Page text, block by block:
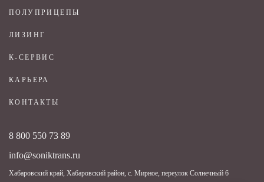
8 800 550 73 89
info@soniktrans.ru
Хабаровский край, Хабаровский район, с. Мирное, переулок Солнечный 6
ПОЛУПРИЦЕПЫ
ЛИЗИНГ
К-СЕРВИС
КАРЬЕРА
КОНТАКТЫ